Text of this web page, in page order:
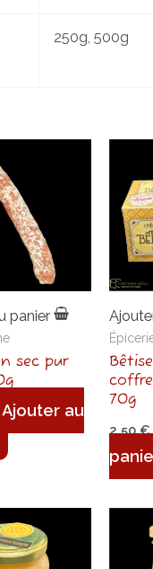
250g, 500g
panier
sec pur
Ajouter au
70g
2,50€